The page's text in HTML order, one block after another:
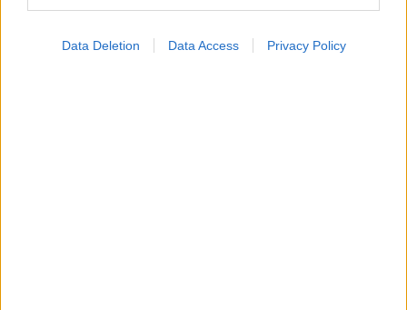
Data Deletion Data Access Privacy Policy